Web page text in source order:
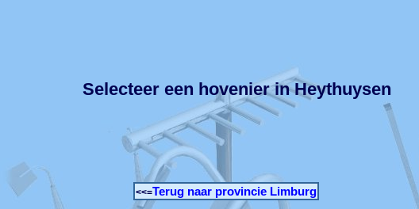
Selecteer een hovenier in Heythuysen
<<=Terug naar provincie Limburg